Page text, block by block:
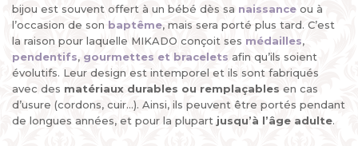
bijou est souvent offert à un bébé dès sa naissance ou à
l’occasion de son baptême, mais sera porté plus tard. C’est
la raison pour laquelle MIKADO conçoit ses médailles,
pendentifs, gourmettes et bracelets afin qu’ils soient
évolutifs. Leur design est intemporel et ils sont fabriqués
avec des matériaux durables ou remplaçables en cas
d’usure (cordons, cuir...). Ainsi, ils peuvent être portés pendant
de longues années, et pour la plupart jusqu’à l’âge adulte.